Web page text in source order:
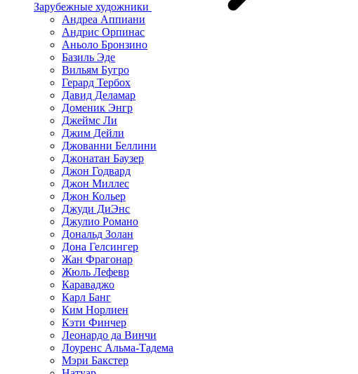
Зарубежные художники
Андреа Аппиани
Андрис Орпинас
Аньоло Бронзино
Базиль Эде
Вильям Бугро
Герард Тербох
Давид Деламар
Доменик Энгр
Джеймс Ли
Джим Дейли
Джованни Беллини
Джонатан Баузер
Джон Годвард
Джон Миллес
Джон Кольер
Джуди ДиЭнс
Джулио Романо
Дональд Золан
Дона Гелсингер
Жан Фрагонар
Жюль Лефевр
Караваджо
Карл Банг
Ким Норлиен
Кэти Финчер
Леонардо да Винчи
Лоуренс Альма-Тадема
Мэри Бакстер